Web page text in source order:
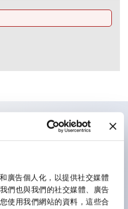
廣告個人化，以提供社交媒體
們也與我們的社交媒體、廣告
使用我們網站的資料，這些合
6～24V類型）預計自2026年1
號產品
燈泡，直連類型的額定使用電